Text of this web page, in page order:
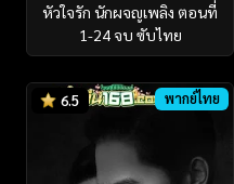
หัวใจรัก นักผจญเพลิง ตอนที่
1-24 จบ ซับไทย
6.5 พากย์ไทย